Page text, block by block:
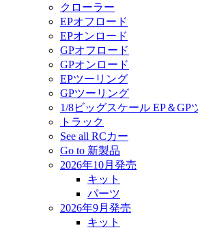
クローラー
EPオフロード
EPオンロード
GPオフロード
GPオンロード
EPツーリング
GPツーリング
1/8ビッグスケール EP＆GP
トラック
See all RCカー
Go to 新製品
2026年10月発売
キット
パーツ
2026年9月発売
キット